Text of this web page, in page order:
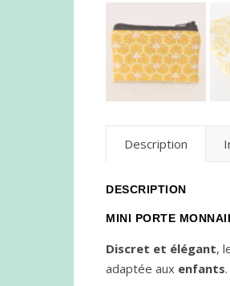
Description
DESCRIPTION
MINI PORTE
Discret et élégant,
adaptée aux enfants.